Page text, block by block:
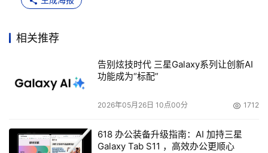
附性的存在，使得单独的存储渠道并不是想像中的那么强壮
惯于直销的模式，对渠道的作用和影响有着很多顾虑。
但是，随着数据信息正越来越成为各行业中的核心资
存储已不再是那么的高不可攀了。
相关推荐
告别炫技时代 三星Galaxy系列让创新AI
功能成为“标配”
2026年05月26日 10点00分 1712
618 办公装备升级指南：AI 加持三星
Galaxy Tab S11 ，高效办公更顺心